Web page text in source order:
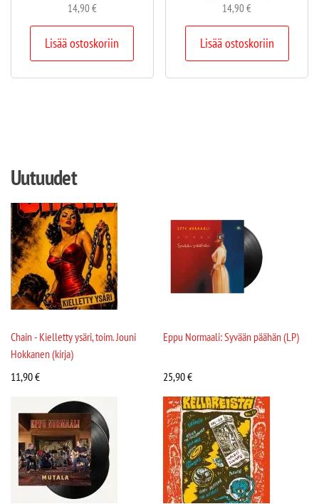
14,90€
Lisää ostoskoriin
14,90€
Lisää ostoskoriin
Uutuudet
Chain - Kielletty ysäri, toim. Jouni
Hokkanen (kirja)
11,90€
Eppu Normaali: Syvään päähän (LP)
25,90€